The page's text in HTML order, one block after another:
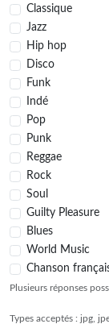
Classique
Jazz
Hip hop
Disco
Funk
Indé
Pop
Punk
Reggae
Rock
Soul
Guilty Pleasure
Blues
World Music
Chanson
Plusieurs réponses
Types acceptés : jpg,